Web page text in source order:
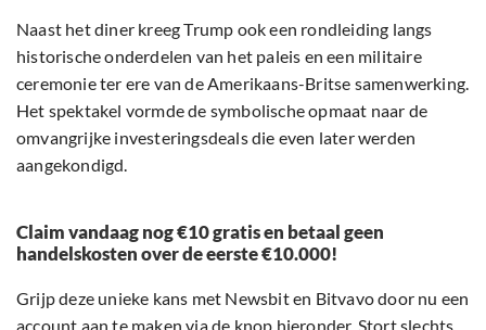
Naast het diner kreeg Trump ook een rondleiding langs
historische onderdelen van het paleis en een militaire
ceremonie ter ere van de Amerikaans-Britse samenwerking.
Het spektakel vormde de symbolische opmaat naar de
omvangrijke investeringsdeals die even later werden
aangekondigd.
Claim vandaag nog €10 gratis en betaal geen
handelskosten over de eerste €10.000!
Grijp deze unieke kans met Newsbit en Bitvavo door nu een
account aan te maken via de knop hieronder. Stort slechts